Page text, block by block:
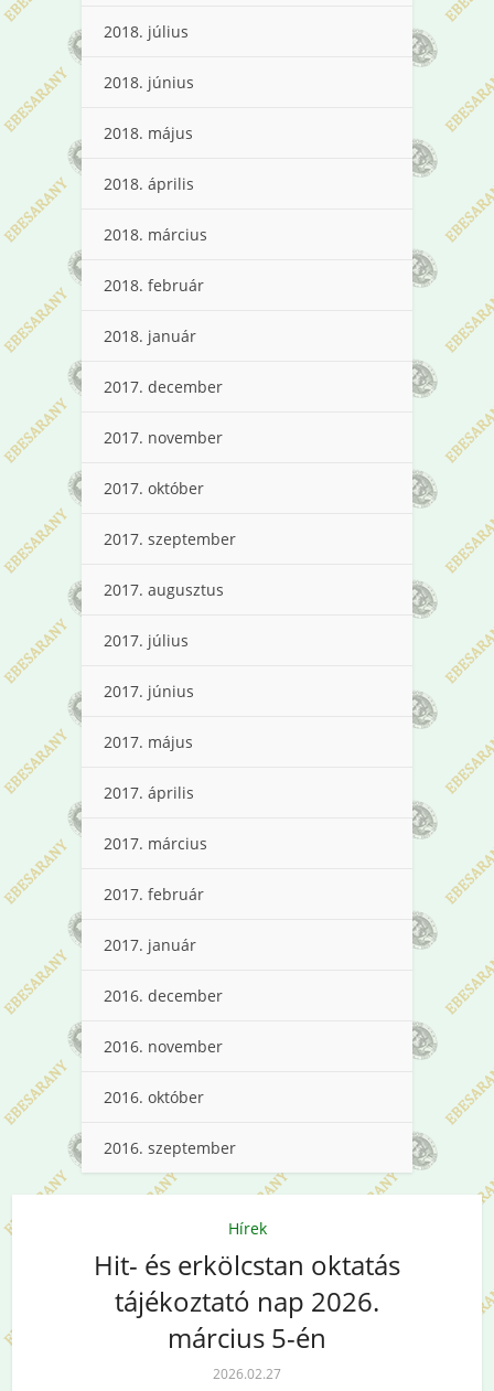
2018. július
2018. június
2018. május
2018. április
2018. március
2018. február
2018. január
2017. december
2017. november
2017. október
2017. szeptember
2017. augusztus
2017. július
2017. június
2017. május
2017. április
2017. március
2017. február
2017. január
2016. december
2016. november
2016. október
2016. szeptember
Hírek
Hit- és erkölcstan oktatás
tájékoztató nap 2026.
március 5-én
2026.02.27